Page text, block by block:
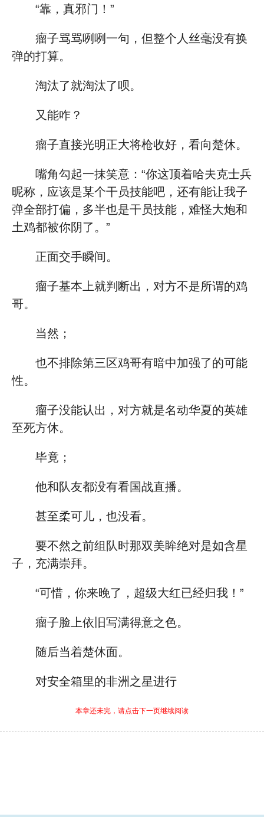
“靠，真邪门！”
瘤子骂骂咧咧一句，但整个人丝毫没有换
弹的打算。
淘汰了就淘汰了呗。
又能咋？
瘤子直接光明正大将枪收好，看向楚休。
嘴角勾起一抹笑意：“你这顶着哈夫克士兵
昵称，应该是某个干员技能吧，还有能让我子
弹全部打偏，多半也是干员技能，难怪大炮和
土鸡都被你阴了。”
正面交手瞬间。
瘤子基本上就判断出，对方不是所谓的鸡
哥。
当然；
也不排除第三区鸡哥有暗中加强了的可能
性。
瘤子没能认出，对方就是名动华夏的英雄
至死方休。
毕竟；
他和队友都没有看国战直播。
甚至柔可儿，也没看。
要不然之前组队时那双美眸绝对是如含星
子，充满崇拜。
“可惜，你来晚了，超级大红已经归我！”
瘤子脸上依旧写满得意之色。
随后当着楚休面。
对安全箱里的非洲之星进行
本章还未完，请点击下一页继续阅读